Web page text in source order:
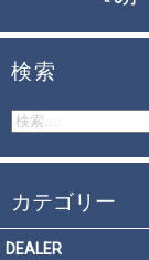
検索
検
索:
カテゴリー
DEALER